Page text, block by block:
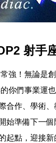
射手
強！無論是
你們事業運
合作、學術
始準備下一
起點，迎接新